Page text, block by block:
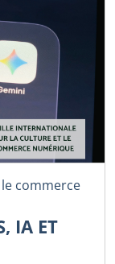
commerce
IA ET